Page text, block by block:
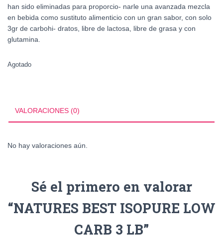
han sido eliminadas para proporcio- narle una avanzada mezcla
en bebida como sustituto alimenticio con un gran sabor, con solo
3gr de carbohi- dratos, libre de lactosa, libre de grasa y con
glutamina.
Agotado
VALORACIONES (0)
No hay valoraciones aún.
Sé el primero en valorar
“NATURES BEST ISOPURE LOW
CARB 3 LB”